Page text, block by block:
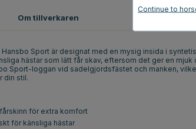
Sport är designat med en mysig insida i
hästar som lätt får skav, eftersom det ger en
Sport-loggan vid sadelgjordsfästet och manken,
din stil.
för extra komfort
för känsliga hästar
Om tillverkaren
Continue to